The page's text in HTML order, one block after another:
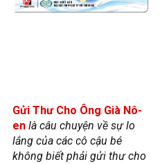
Gửi Thư Cho Ông Già Nô-
en là câu chuyện về sự lo
lắng của các cô cậu bé
không biết phải gửi thư cho